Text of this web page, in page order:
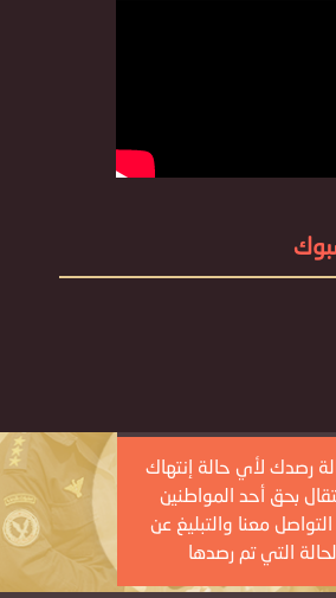
رصدك لأي حالة إنتهاك
بحق أحد المواطنين
معنا والتبليغ عن
الحالة التي تم رصدها